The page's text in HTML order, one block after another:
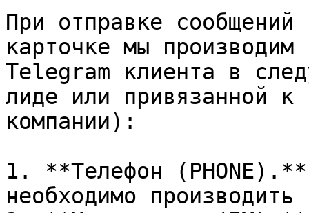
При отправке
карточке мы
Telegram клиента в
лиде или привязанной к
компании):
1. **Телефон
необходимо